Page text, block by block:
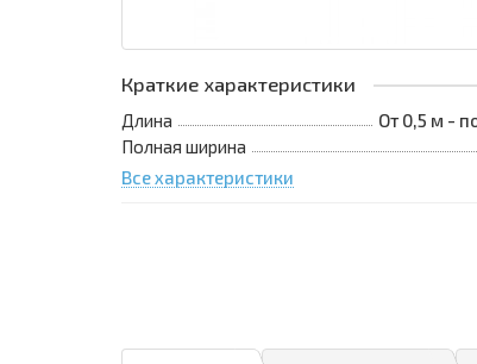
Краткие характеристики
Длина
От 0,5 м -
Полная ширина
Все характеристики